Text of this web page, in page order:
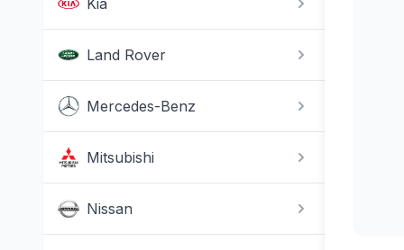
Kia
Land Rover
Mercedes-Benz
Mitsubishi
Nissan